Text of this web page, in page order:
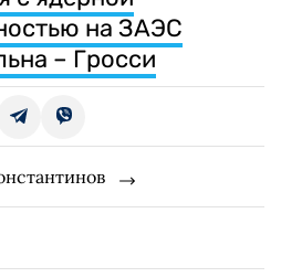
на ЗАЭС
– Гросси